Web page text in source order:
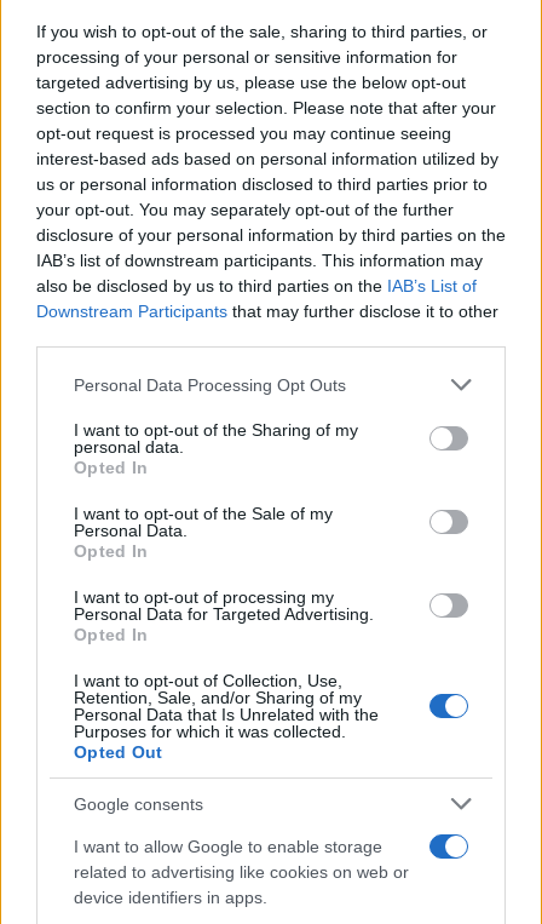
If you wish to opt-out of the sale, sharing to third parties, or
processing of your personal or sensitive information for
targeted advertising by us, please use the below opt-out
section to confirm your selection. Please note that after your
opt-out request is processed you may continue seeing
interest-based ads based on personal information utilized by
us or personal information disclosed to third parties prior to
your opt-out. You may separately opt-out of the further
disclosure of your personal information by third parties on the
IAB’s list of downstream participants. This information may
also be disclosed by us to third parties on the IAB’s List of
Downstream Participants that may further disclose it to other
Please note that this website/app uses one or more Google
not limited to your visit or usage behaviour. You may click to
grant or deny consent to Google and its third-party tags to
use your data for below specified purposes in below Google
consent section.
Personal Data Processing Opt Outs
I want to opt-out of the Sharing of my
personal data.
Opted In
I want to opt-out of the Sale of my
Personal Data.
Opted In
I want to opt-out of processing my
Personal Data for Targeted Advertising.
Opted In
I want to opt-out of Collection, Use,
Retention, Sale, and/or Sharing of my
Personal Data that Is Unrelated with the
Purposes for which it was collected.
Opted Out
Google consents
I want to allow Google to enable storage
related to advertising like cookies on web or
device identifiers in apps.
Αλαφούζος επιστρέφει στη
θέση του CEO
Media: Με ενίσχυση 8 εκατ. ευρώ σε 451 επιχειρήσεις
ξεκίνησε το πρόγραμμα στήριξης- Κάλυψη εισφορών
ΕΔΟΕΑΠ
Η Toyota φέρνει νέα γενιά
μπαταριών για τα υβριδικά
αυτοκινητοβιομηχανία
αποδοτικότητας
Εθνική Νεανίδων: Με τη